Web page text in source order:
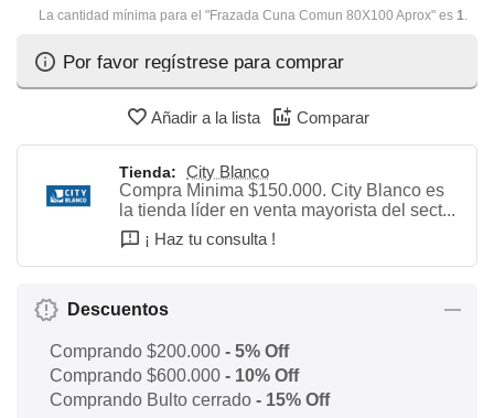
La cantidad mínima para el "Frazada Cuna Comun 80X100 Aprox" es 1.
Por favor regístrese para comprar
Añadir a la lista Comparar
Tienda:
City Blanco
Compra Minima $150.000. City Blanco es
la tienda líder en venta mayorista del sect...
¡ Haz tu consulta !
Descuentos
Comprando $200.000 - 5% Off
Comprando $600.000 - 10% Off
Comprando Bulto cerrado - 15% Off